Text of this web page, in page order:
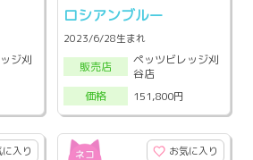
ジ刈
ロシアンブルー
2023/6/28生まれ
販売店
ペッツビレッジ刈
谷店
価格
151,800円
に入り お気に入り